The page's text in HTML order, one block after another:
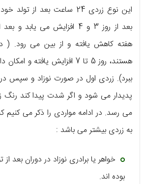
این نوع زردی 24 ساعت بعد
بعد از روز 3 و 4 افزایش می
هفته کاهش یافته و از بین می رود. (
هستند، روز 5 تا 7 افزایش یافته
ببرد). زردی اول در صورت نوزاد و سپس
پدیدار می شود و اگر شدت پیدا کند رنگ
می رسد. در ادامه مواردی را ذکر می کنیم که
به زردی بیشتر می باشد :
خواهر یا برادری نوزاد در دوران بعد از
بوده اند.